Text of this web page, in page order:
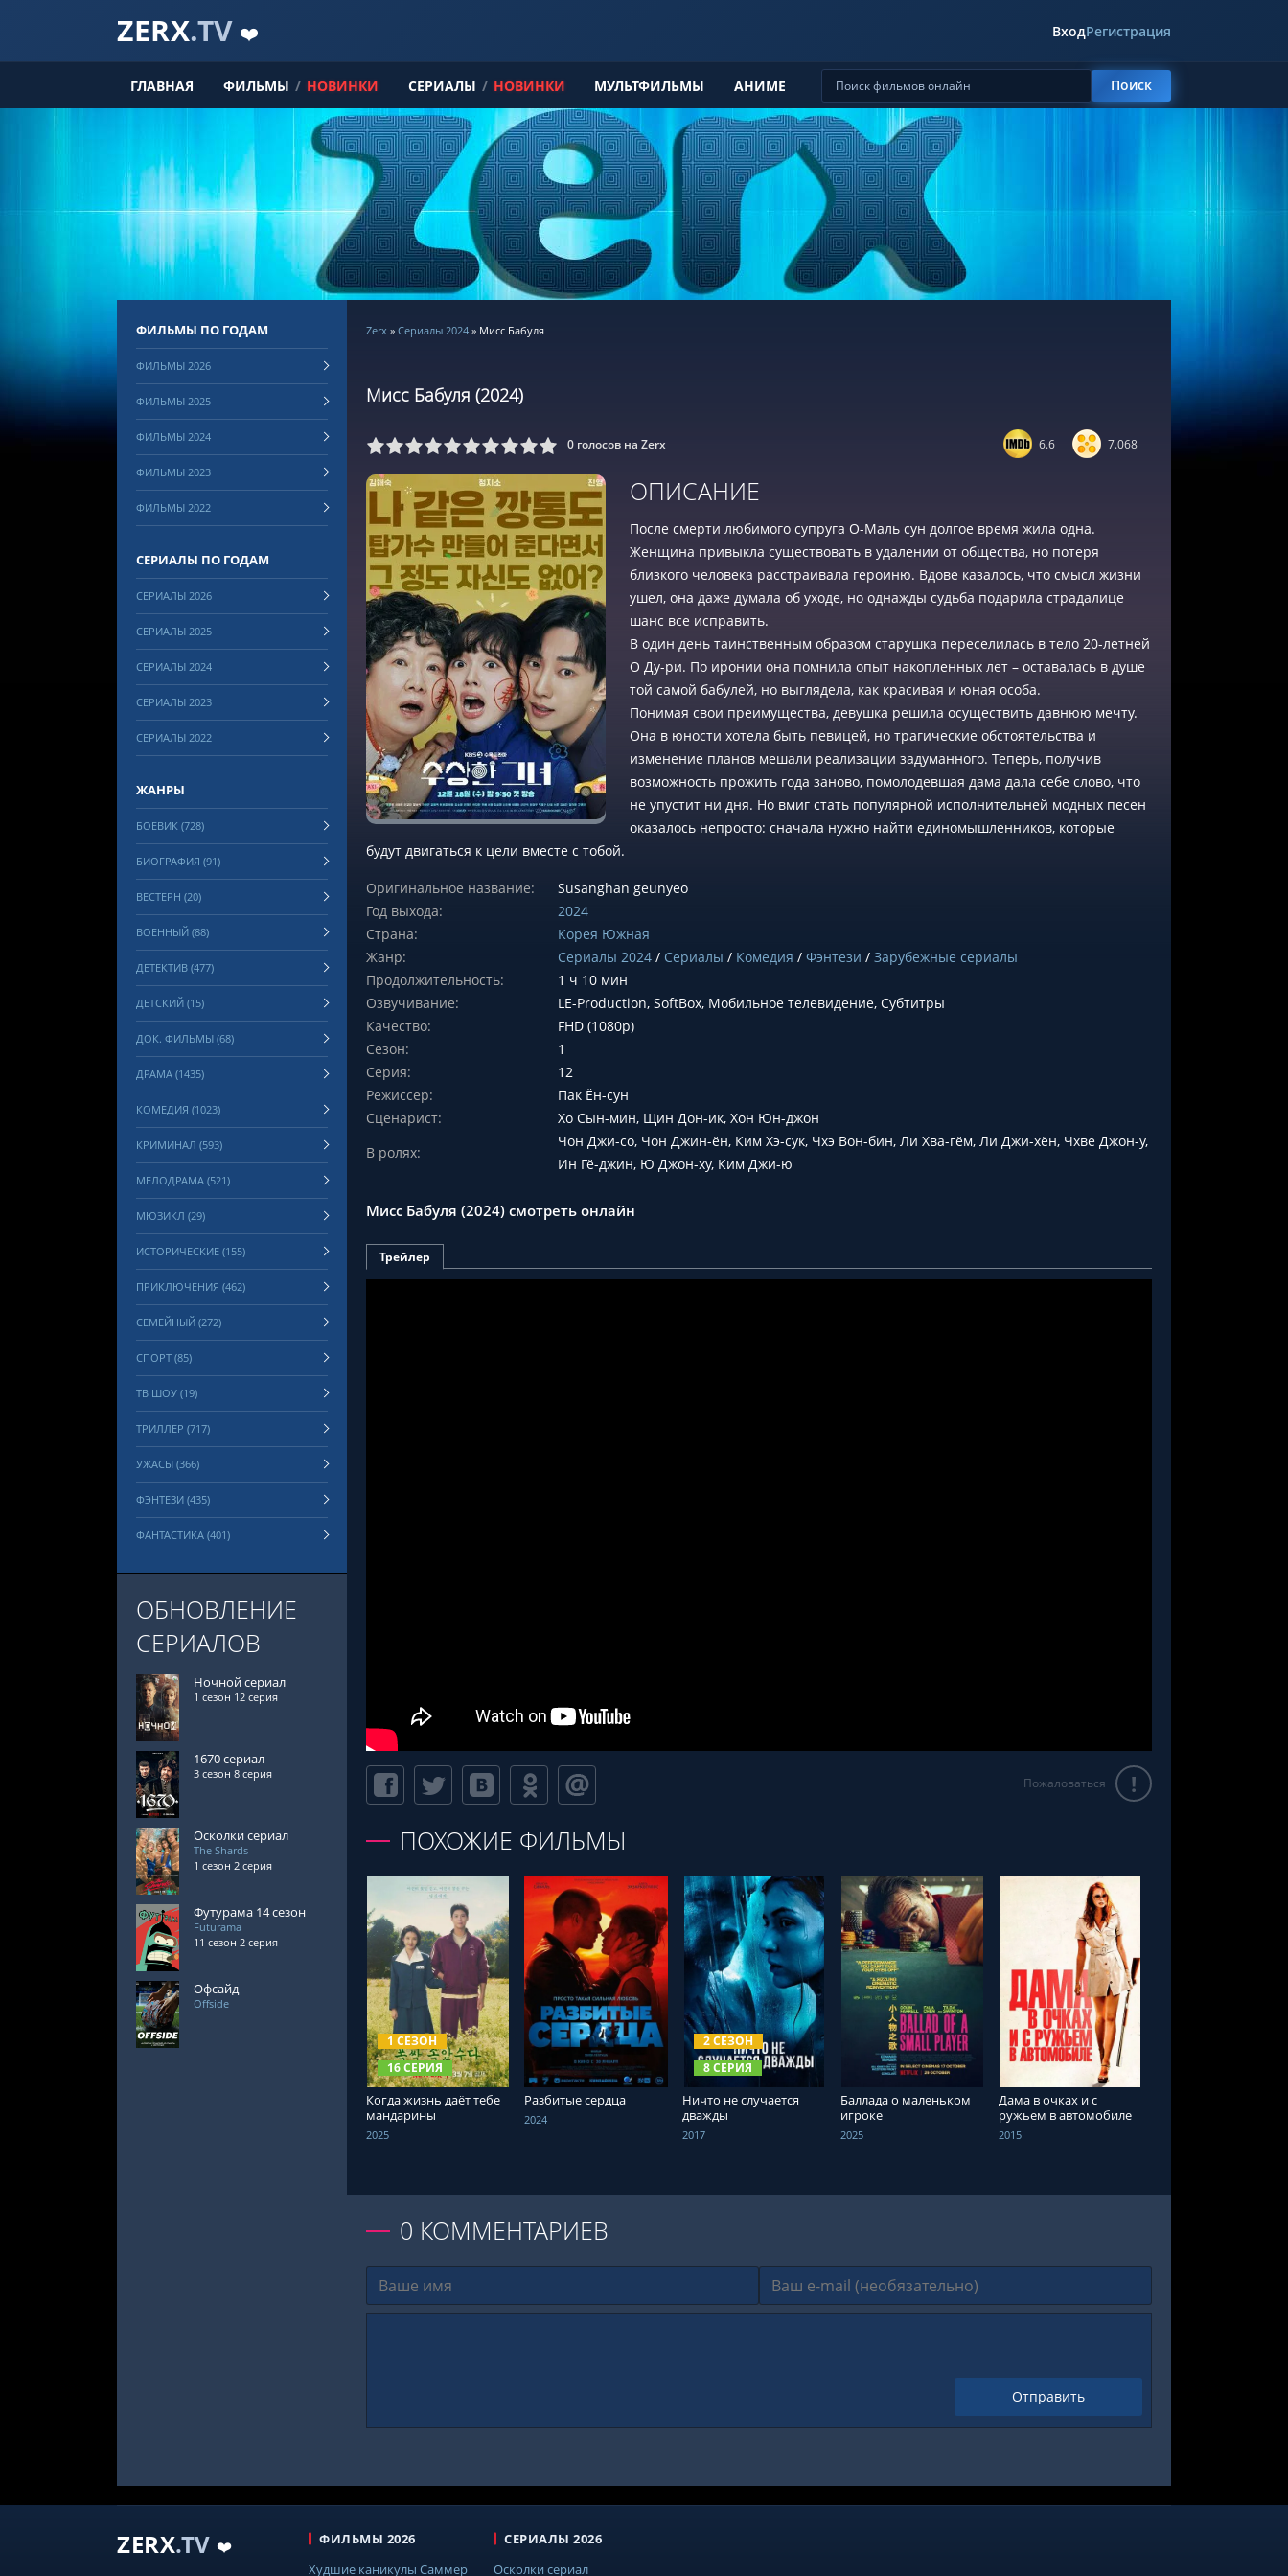
ZERX.TV ❤️ ВходРегистрация
ГЛАВНАЯ ФИЛЬМЫ / НОВИНКИ СЕРИАЛЫ / НОВИНКИ МУЛЬТФИЛЬМЫ АНИМЕ Поиск
Zerx » Сериалы 2024 » Мисс Бабуля
Мисс Бабуля (2024)
0 6 7 8 9 10 0 голосов на Zerx 6.6 7.068
ОПИСАНИЕ
После смерти любимого супруга О-Маль сун долгое время жила одна.
Женщина привыкла существовать в удалении от общества, но потеря
близкого человека расстраивала героиню. Вдове казалось, что смысл жизни
ушел, она даже думала об уходе, но однажды судьба подарила страдалице
шанс все исправить.
В один день таинственным образом старушка переселилась в тело 20-летней
О Ду-ри. По иронии она помнила опыт накопленных лет – оставалась в душе
той самой бабулей, но выглядела, как красивая и юная особа.
Понимая свои преимущества, девушка решила осуществить давнюю мечту.
Она в юности хотела быть певицей, но трагические обстоятельства и
изменение планов мешали реализации задуманного. Теперь, получив
возможность прожить года заново, помолодевшая дама дала себе слово, что
не упустит ни дня. Но вмиг стать популярной исполнительней модных песен
оказалось непросто: сначала нужно найти единомышленников, которые
будут двигаться к цели вместе с тобой.
Оригинальное название:
Susanghan geunyeo
Год выхода:
2024
Страна:
Корея Южная
Жанр:
Сериалы 2024 / Сериалы / Комедия / Фэнтези / Зарубежные сериалы
Продолжительность:
1 ч 10 мин
Озвучивание:
LE-Production, SoftBox, Мобильное телевидение, Субтитры
Качество:
FHD (1080p)
Сезон:
1
Серия:
12
Режиссер:
Пак Ён-сун
Сценарист:
Хо Сын-мин, Щин Дон-ик, Хон Юн-джон
В ролях:
Чон Джи-со, Чон Джин-ён, Ким Хэ-сук, Чхэ Вон-бин, Ли Хва-гём, Ли Джи-хён, Чхве Джон-у,
Ин Гё-джин, Ю Джон-ху, Ким Джи-ю
Мисс Бабуля (2024) смотреть онлайн
Трейлер
Пожаловаться !
ПОХОЖИЕ ФИЛЬМЫ
1 СЕЗОН
16 СЕРИЯ
СМОТРЕТЬ ОНЛАЙН
Когда жизнь даёт тебе
мандарины
2025
СМОТРЕТЬ ОНЛАЙН
Разбитые сердца
2024
2 СЕЗОН
8 СЕРИЯ
СМОТРЕТЬ ОНЛАЙН
Ничто не случается
дважды
2017
СМОТРЕТЬ ОНЛАЙН
Баллада о маленьком
игроке
2025
СМОТРЕТЬ ОНЛАЙН
Дама в очках и с
ружьем в автомобиле
2015
0 КОММЕНТАРИЕВ
Отправить
ФИЛЬМЫ ПО ГОДАМ
ФИЛЬМЫ 2026
ФИЛЬМЫ 2025
ФИЛЬМЫ 2024
ФИЛЬМЫ 2023
ФИЛЬМЫ 2022
СЕРИАЛЫ ПО ГОДАМ
СЕРИАЛЫ 2026
СЕРИАЛЫ 2025
СЕРИАЛЫ 2024
СЕРИАЛЫ 2023
СЕРИАЛЫ 2022
ЖАНРЫ
БОЕВИК (728)
БИОГРАФИЯ (91)
ВЕСТЕРН (20)
ВОЕННЫЙ (88)
ДЕТЕКТИВ (477)
ДЕТСКИЙ (15)
ДОК. ФИЛЬМЫ (68)
ДРАМА (1435)
КОМЕДИЯ (1023)
КРИМИНАЛ (593)
МЕЛОДРАМА (521)
МЮЗИКЛ (29)
ИСТОРИЧЕСКИЕ (155)
ПРИКЛЮЧЕНИЯ (462)
СЕМЕЙНЫЙ (272)
СПОРТ (85)
ТВ ШОУ (19)
ТРИЛЛЕР (717)
УЖАСЫ (366)
ФЭНТЕЗИ (435)
ФАНТАСТИКА (401)
ОБНОВЛЕНИЕ
СЕРИАЛОВ
Ночной сериал
1 сезон 12 серия
1670 сериал
3 сезон 8 серия
Осколки сериал
The Shards
1 сезон 2 серия
Футурама 14 сезон
Futurama
11 сезон 2 серия
Офсайд
Offside
ZERX.TV ❤️
ФИЛЬМЫ 2026
Худшие каникулы Саммер
СЕРИАЛЫ 2026
Осколки сериал